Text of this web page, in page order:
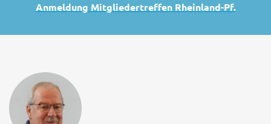
Anmeldung Mitgliedertreffen Rheinland-Pf.